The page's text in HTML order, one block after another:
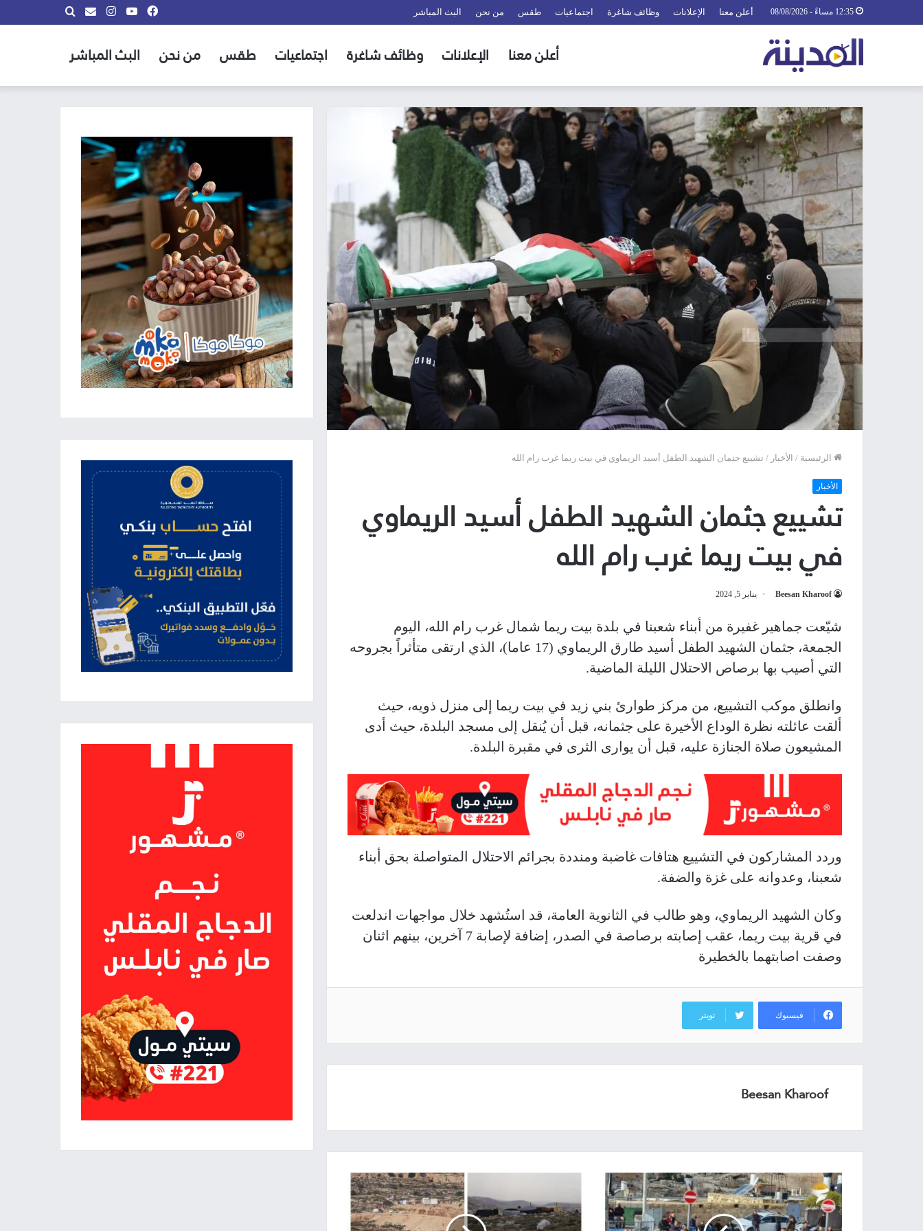
أعلن معنا الإعلانات وظائف شاغرة اجتماعيات طقس من نحن البث المباشر بحث
info@almadina.tvانستقراميوتيوب
فيسبوك
أعلن معنا الإعلانات وظائف شاغرة اجتماعيات طقس من نحن البث المباشر
الرئيسية / الأخبار / تشييع جثمان الشهيد الطفل أسيد الريماوي في بيت ريما غرب رام الله
الأخبار
تشييع جثمان الشهيد الطفل أسيد الريماوي
في بيت ريما غرب رام الله
Beesan Kharoof يناير 5, 2024
شيّعت جماهير غفيرة من أبناء شعبنا في بلدة بيت ريما شمال غرب رام الله، اليوم
الجمعة، جثمان الشهيد الطفل أسيد طارق الريماوي (17 عاما)، الذي ارتقى متأثراً بجروحه
التي أصيب بها برصاص الاحتلال الليلة الماضية.
وانطلق موكب التشييع، من مركز طوارئ بني زيد في بيت ريما إلى منزل ذويه، حيث
ألقت عائلته نظرة الوداع الأخيرة على جثمانه، قبل أن يُنقل إلى مسجد البلدة، حيث أدى
المشيعون صلاة الجنازة عليه، قبل أن يوارى الثرى في مقبرة البلدة.
وردد المشاركون في التشييع هتافات غاضبة ومنددة بجرائم الاحتلال المتواصلة بحق أبناء
شعبنا، وعدوانه على غزة والضفة.
وكان الشهيد الريماوي، وهو طالب في الثانوية العامة، قد استُشهد خلال مواجهات اندلعت
في قرية بيت ريما، عقب إصابته برصاصة في الصدر، إضافة لإصابة 7 آخرين، بينهم اثنان
وصفت اصابتهما بالخطيرة
فيسبوك تويتر
Beesan Kharoof